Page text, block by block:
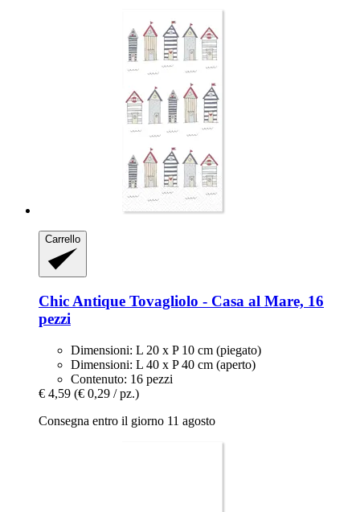
Carrello
Chic Antique Tovagliolo -​ Casa al Mare, 16
pezzi
Dimensioni: L 20 x P 10 cm (piegato)
Dimensioni: L 40 x P 40 cm (aperto)
Contenuto: 16 pezzi
€ 4,59 (€ 0,29 / pz.)
Consegna entro il giorno 11 agosto